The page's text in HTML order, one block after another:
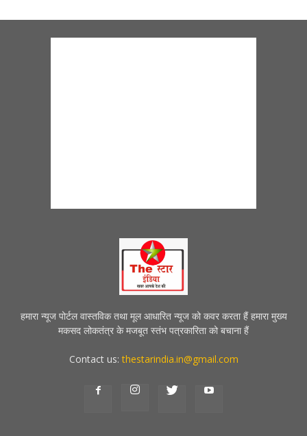
हमारा न्यूज पोर्टल वास्तविक तथा मूल आधारित न्यूज को कवर करता हैं हमारा मुख्य
मकसद लोकतंत्र के मजबूत स्तंभ पत्रकारिता को बचाना हैं
Contact us:thestarindia.in@gmail.com